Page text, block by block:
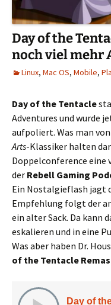
Day of the
noch viel mehr
Linux, Mac OS, Mobile,
Day of the Tentacle
Adventures und wurde
aufpoliert. Was man von
Arts-Klassiker halten
Doppelconference eine
der Rebell Gaming
Ein Nostalgieflash jagt
Empfehlung folgt der
ein alter Sack. Da kann
eskalieren und in eine
Was aber haben Dr.
of the Tentacle